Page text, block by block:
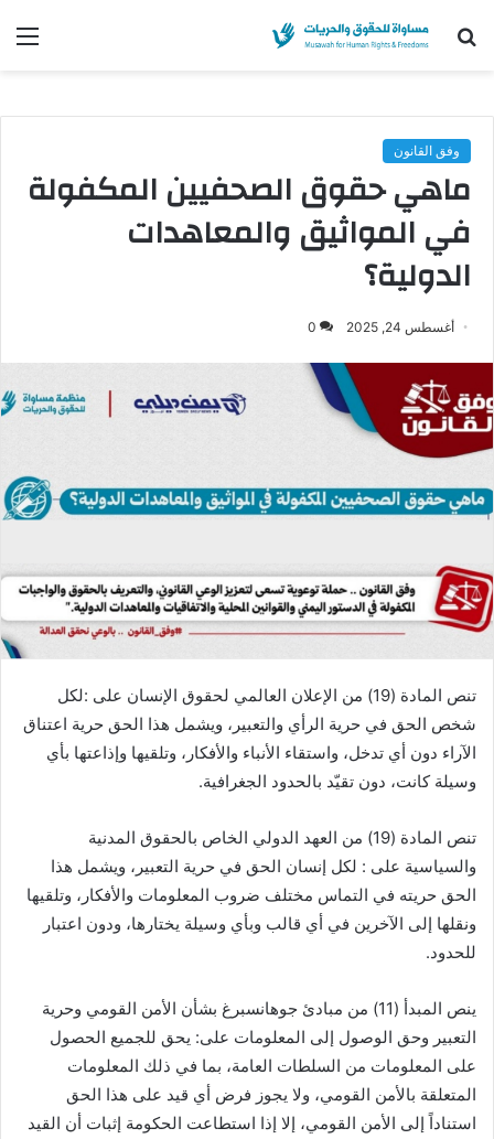
بحث
وفق القانون
ماهي حقوق الصحفيين المكفولة
في المواثيق والمعاهدات
الدولية؟
أغسطس 24, 2025 0
تنص المادة (19) من الإعلان العالمي لحقوق الإنسان على :لكل
شخص الحق في حرية الرأي والتعبير، ويشمل هذا الحق حرية اعتناق
الآراء دون أي تدخل، واستقاء الأنباء والأفكار، وتلقيها وإذاعتها بأي
وسيلة كانت، دون تقيّد بالحدود الجغرافية.
تنص المادة (19) من العهد الدولي الخاص بالحقوق المدنية
والسياسية على : لكل إنسان الحق في حرية التعبير، ويشمل هذا
الحق حريته في التماس مختلف ضروب المعلومات والأفكار، وتلقيها
ونقلها إلى الآخرين في أي قالب وبأي وسيلة يختارها، ودون اعتبار
للحدود.
ينص المبدأ (11) من مبادئ جوهانسبرغ بشأن الأمن القومي وحرية
التعبير وحق الوصول إلى المعلومات على: يحق للجميع الحصول
على المعلومات من السلطات العامة، بما في ذلك المعلومات
المتعلقة بالأمن القومي، ولا يجوز فرض أي قيد على هذا الحق
استناداً إلى الأمن القومي، إلا إذا استطاعت الحكومة إثبات أن القيد